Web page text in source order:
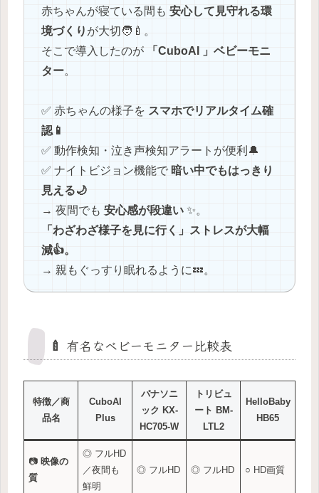
赤ちゃんが寝ている間も 安心して見守れる環
境づくり が大切🧑‍🍼。
そこで導入したのが
「CuboAI 」ベビーモニ
ター。
✅ 赤ちゃんの様子を スマホでリアルタイム確
認📱
✅ 動作検知・泣き声検知アラートが便利🔔
✅ ナイトビジョン機能で 暗い中でもはっきり
見える🌙
→ 夜間でも 安心感が段違い ✨。
「わざわざ様子を見に行く」ストレスが大幅
減👍。
→ 親もぐっすり眠れるように💤。
🍼 有名なベビーモニター比較表
特徴／商
品名
CuboAI
Plus
パナソニ
ック KX-
HC705-W
トリビュ
ート BM-
LTL2
HelloBaby
HB65
📷映像の
質
◎ フルHD
／夜間も
鮮明
◎ フルHD ◎ フルHD ○ HD画質